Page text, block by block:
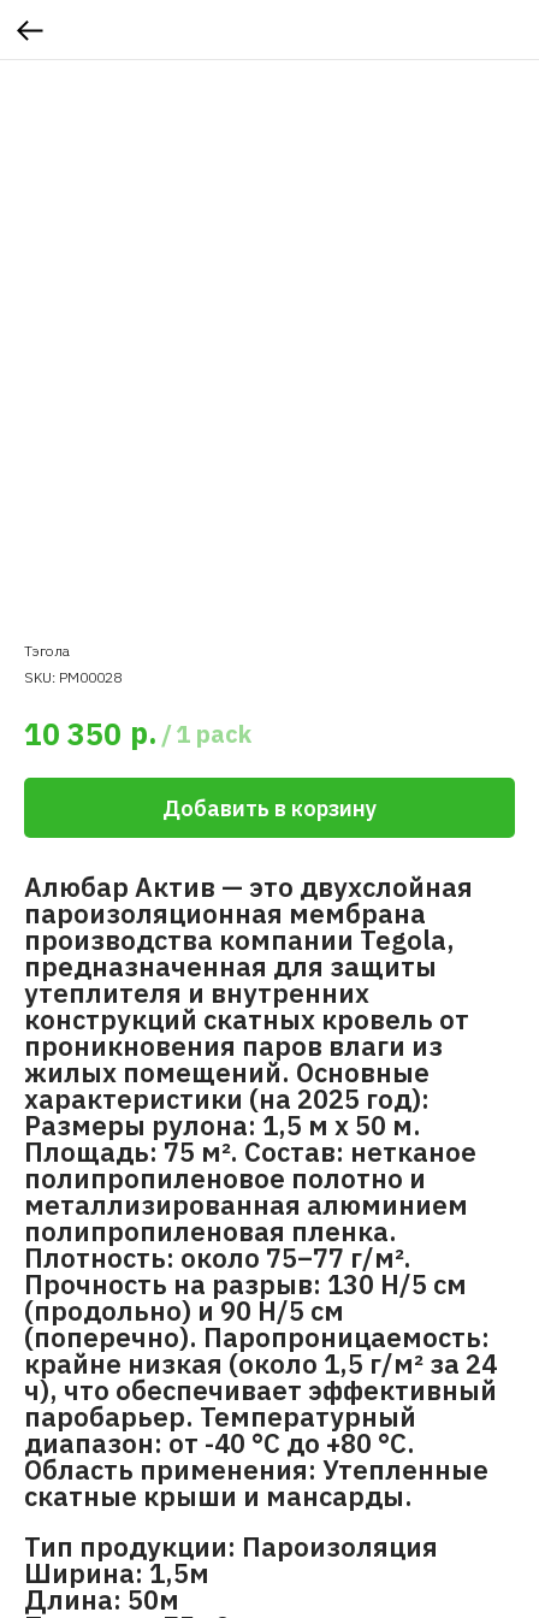
Тэгола
SKU: PM00028
10 350 р. /1 pack
Добавить в корзину
Алюбар Актив — это двухслойная
пароизоляционная мембрана
производства компании Tegola,
предназначенная для защиты
утеплителя и внутренних
конструкций скатных кровель от
проникновения паров влаги из
жилых помещений. Основные
характеристики (на 2025 год):
Размеры рулона: 1,5 м х 50 м.
Площадь: 75 м². Состав: нетканое
полипропиленовое полотно и
металлизированная алюминием
полипропиленовая пленка.
Плотность: около 75–77 г/м².
Прочность на разрыв: 130 Н/5 см
(продольно) и 90 Н/5 см
(поперечно). Паропроницаемость:
крайне низкая (около 1,5 г/м² за 24
ч), что обеспечивает эффективный
паробарьер. Температурный
диапазон: от -40 °C до +80 °C.
Область применения: Утепленные
скатные крыши и мансарды.
Тип продукции: Пароизоляция
Ширина: 1,5м
Длина: 50м